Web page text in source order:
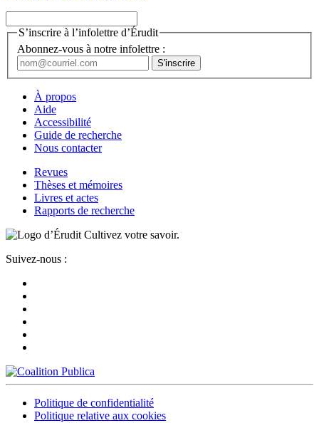
S’inscrire à l’infolettre d’Érudit
Abonnez-vous à notre infolettre :
À propos
Aide
Accessibilité
Guide de recherche
Nous contacter
Revues
Thèses et mémoires
Livres et actes
Rapports de recherche
Cultivez votre savoir.
Suivez-nous :
Politique de confidentialité
Politique relative aux cookies